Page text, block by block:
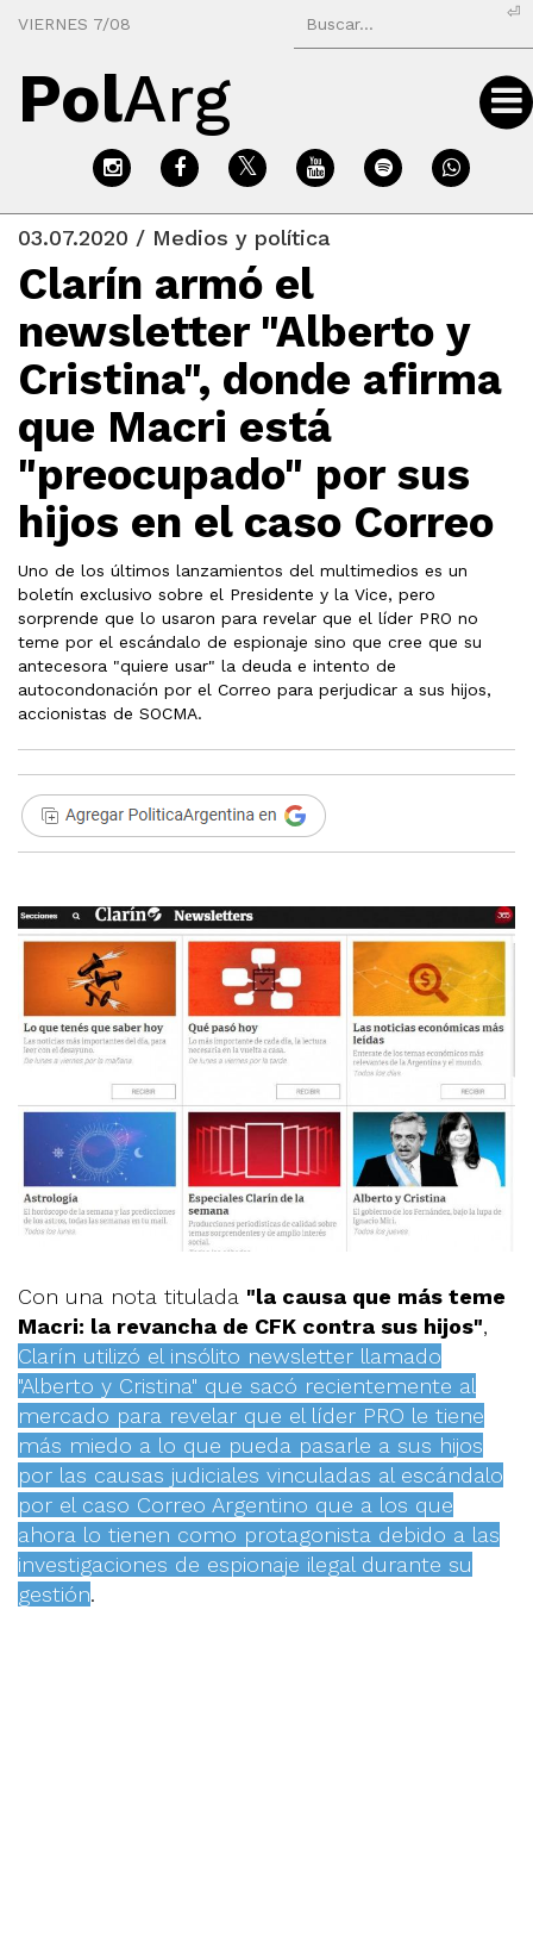
VIERNES 7/08
⏎
PolArg
03.07.2020 / Medios y política
Clarín armó el
newsletter "Alberto y
Cristina", donde afirma
que Macri está
"preocupado" por sus
hijos en el caso Correo
Uno de los últimos lanzamientos del multimedios es un
boletín exclusivo sobre el Presidente y la Vice, pero
sorprende que lo usaron para revelar que el líder PRO no
teme por el escándalo de espionaje sino que cree que su
antecesora "quiere usar" la deuda e intento de
autocondonación por el Correo para perjudicar a sus hijos,
accionistas de SOCMA.
Con una nota titulada "la causa que más teme
Macri: la revancha de CFK contra sus hijos",
Clarín utilizó el insólito newsletter llamado
"Alberto y Cristina" que sacó recientemente al
mercado para revelar que el líder PRO le tiene
más miedo a lo que pueda pasarle a sus hijos
por las causas judiciales vinculadas al escándalo
por el caso Correo Argentino que a los que
ahora lo tienen como protagonista debido a las
investigaciones de espionaje ilegal durante su
gestión.